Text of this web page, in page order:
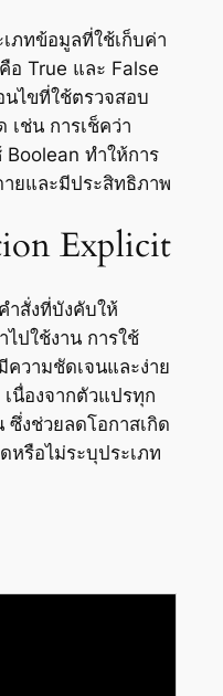
เภทข้อมูลที่ใช้เก็บค่า
อ True และ False
นไขที่ใช้ตรวจสอบ
เช่น การเช็คว่า
ทำให้การ
ยและมีประสิทธิภาพ
Explicit
ำสั่งที่บังคับให้
ปใช้งาน การใช้
วามชัดเจนและง่าย
นื่องจากตัวแปรทุก
ซึ่งช่วยลดโอกาสเกิด
หรือไม่ระบุประเภท